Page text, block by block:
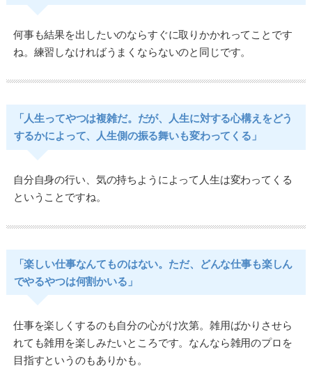
何事も結果を出したいのならすぐに取りかかれってことです
ね。練習しなければうまくならないのと同じです。
「人生ってやつは複雑だ。だが、人生に対する心構えをどう
するかによって、人生側の振る舞いも変わってくる」
自分自身の行い、気の持ちようによって人生は変わってくる
ということですね。
「楽しい仕事なんてものはない。ただ、どんな仕事も楽しん
でやるやつは何割かいる」
仕事を楽しくするのも自分の心がけ次第。雑用ばかりさせら
れても雑用を楽しみたいところです。なんなら雑用のプロを
目指すというのもありかも。